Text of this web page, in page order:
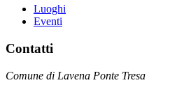
Luoghi
Eventi
Contatti
Comune di Lavena Ponte Tresa